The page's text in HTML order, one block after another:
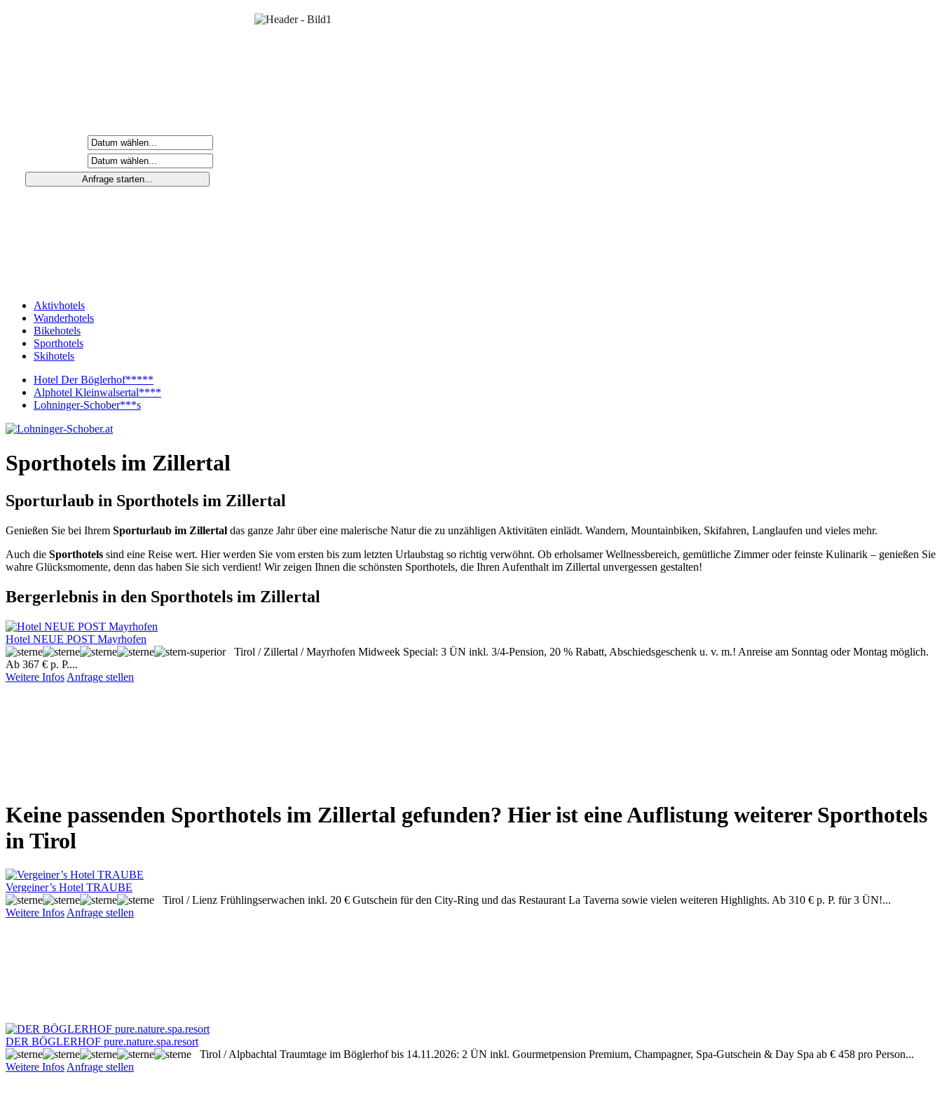
Aktivhotels
Wanderhotels
Bikehotels
Sporthotels
Skihotels
Hotel Der Böglerhof*****
Alphotel Kleinwalsertal****
Lohninger-Schober***s
Sporthotels im Zillertal
Sporturlaub in Sporthotels im Zillertal
Genießen Sie bei Ihrem Sporturlaub im Zillertal das ganze Jahr über eine malerische Natur die zu unzähligen Aktivitäten einlädt. Wandern, Mountainbiken, Skifahren, Langlaufen und vieles mehr.
Auch die Sporthotels sind eine Reise wert. Hier werden Sie vom ersten bis zum letzten Urlaubstag so richtig verwöhnt. Ob erholsamer Wellnessbereich, gemütliche Zimmer oder feinste Kulinarik – genießen Sie
wahre Glücksmomente, denn das haben Sie sich verdient! Wir zeigen Ihnen die schönsten Sporthotels, die Ihren Aufenthalt im Zillertal unvergessen gestalten!
Bergerlebnis in den Sporthotels im Zillertal
Hotel NEUE POST Mayrhofen
Tirol / Zillertal / Mayrhofen Midweek Special: 3 ÜN inkl. 3/4-Pension, 20 % Rabatt, Abschiedsgeschenk u. v. m.! Anreise am Sonntag oder Montag möglich.
Ab 367 € p. P....
Weitere Infos Anfrage stellen
Keine passenden Sporthotels im Zillertal gefunden? Hier ist eine Auflistung weiterer Sporthotels
in Tirol
Vergeiner’s Hotel TRAUBE
Tirol / Lienz Frühlingserwachen inkl. 20 € Gutschein für den City-Ring und das Restaurant La Taverna sowie vielen weiteren Highlights. Ab 310 € p. P. für 3 ÜN!...
Weitere InfosAnfrage stellen
DER BÖGLERHOF pure.nature.spa.resort
Tirol / Alpbachtal Traumtage im Böglerhof bis 14.11.2026: 2 ÜN inkl. Gourmetpension Premium, Champagner, Spa-Gutschein & Day Spa ab € 458 pro Person...
Weitere InfosAnfrage stellen